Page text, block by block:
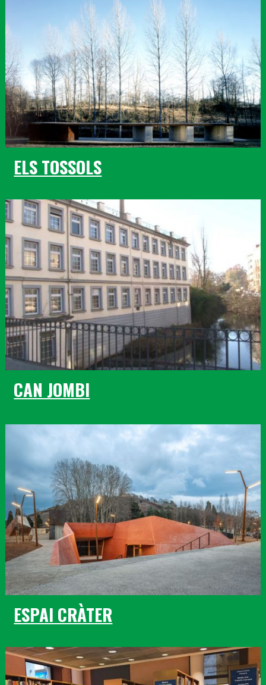
ELS TOSSOLS
CAN JOMBI
ESPAI CRÀTER